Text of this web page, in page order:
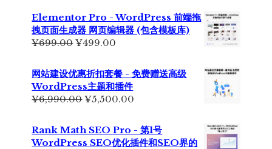
为：
¥7,999.00。
价
格
为：
Elementor Pro - WordPress 前端拖
拽页面生成器 网页编辑器 (包含模板库)
¥699.00原
为：
¥699.00。
¥499.00
价
格
为：
¥499.00。
网站建设优惠折扣套餐 - 免费赠送高级
WordPress主题和插件
¥6,990.00原
为：
¥6,990.00。
¥5,500.00
价
格
Rank Math SEO Pro - 第1号
WordPress SEO优化插件和SEO界的